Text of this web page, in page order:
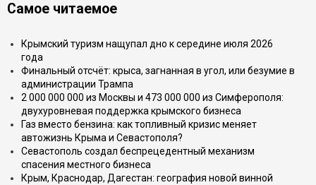
Самое читаемое
Крымский туризм нащупал дно к середине июля 2026
года
Финальный отсчёт: крыса, загнанная в угол, или безумие в
администрации Трампа
2 000 000 000 из Москвы и 473 000 000 из Симферополя:
двухуровневая поддержка крымского бизнеса
Газ вместо бензина: как топливный кризис меняет
автожизнь Крыма и Севастополя?
Севастополь создал беспрецедентный механизм
спасения местного бизнеса
Крым, Краснодар, Дагестан: география новой винной